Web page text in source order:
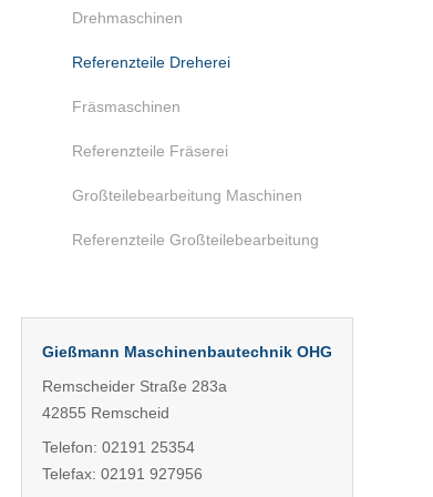
Drehmaschinen
Referenzteile Dreherei
Fräsmaschinen
Referenzteile Fräserei
Großteilebearbeitung Maschinen
Referenzteile Großteilebearbeitung
Gießmann Maschinenbautechnik OHG
Remscheider Straße 283a
42855 Remscheid
Telefon: 02191 25354
Telefax: 02191 927956